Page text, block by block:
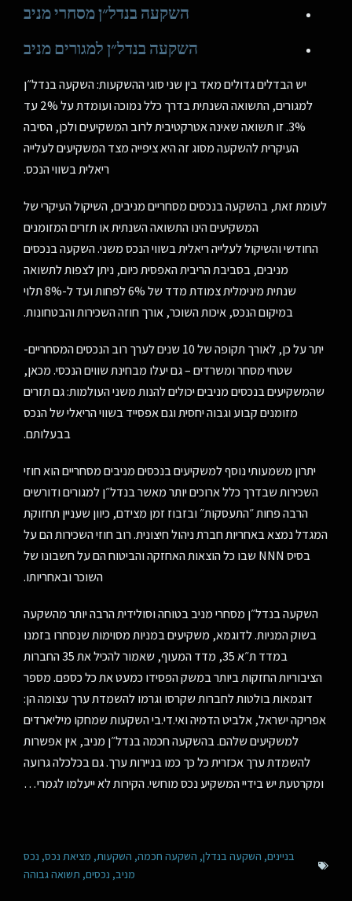
השקעה בנדל״ן מסחרי מניב
השקעה בנדל״ן למגורים מניב
יש הבדלים גדולים מאד בין שני סוגי ההשקעות: השקעה בנדל״ן
למגורים, התשואה השנתית בדרך כלל נמוכה ועומדת על 2% עד
3%. זו תשואה שאינה אטרקטיבית לרוב המשקיעים ולכן, הסיבה
העיקרית להשקעה מסוג זה היא ציפייה מצד המשקיעים לעלייה
ריאלית בשווי הנכס.
לעומת זאת, בהשקעה בנכסים מסחריים מניבים, השיקול העיקרי של
המשקיעים הינו התשואה השנתית או תזרים המזומנים
החודשי והשיקול לעלייה ריאלית בשווי הנכס משני. השקעה בנכסים
מניבים, בסביבת הריבית האפסית כיום, ניתן לצפות לתשואה
שנתית מינימלית צמודת מדד של 6% לפחות ועד ל-8% תלוי
במיקום הנכס, איכות השוכר, אורך חוזה השכירות והבטחונות.
יתר על כן, לאורך תקופה של 10 שנים לערך רוב הנכסים המסחריים-
שטחי מסחר ומשרדים – גם יעלו מבחינת שווים הנכסי. מכאן,
שהמשקיעים בנכסים מניבים יכולים להנות משני העולמות: גם תזרים
מזומנים קבוע וגבוה יחסית וגם אפסייד בשווי הריאלי של הנכס
בבעלותם.
יתרון משמעותי נוסף למשקיעים בנכסים מניבים מסחריים הוא חוזי
השכירות שבדרך כלל ארוכים יותר מאשר בנדל״ן למגורים ודורשים
הרבה פחות ״התעסקות״ ובזבוז זמן מצידם, כיוון שעניין תחזוקת
המגדל נמצא באחריות חברת ניהול חיצונית. רוב חוזי השכירות הם על
בסיס NNN שבו כל הוצאות האחזקה והביטוח הם על חשבונו של
השוכר ובאחריותו.
השקעה בנדל״ן מסחרי מניב בטוחה וסולידית הרבה יותר מהשקעה
בשוק המניות. לדוגמא, משקיעים במניות מסוימות שנסחרו בזמנו
במדד ת״א 35, מדד המעוף, שאמור להכיל את 35 החברות
הציבוריות החזקות ביותר במשק הפסידו כמעט את כל כספם. מספר
דוגמאות בולטות לחברות שקרסו וגרמו להשמדת ערך עצומה הן:
אפריקה ישראל, אלביט הדמיה ואי.די.בי השקעות שמחקו מיליארדים
למשקיעים שלהם. בהשקעה חכמה בנדל״ן מניב, אין אפשרות
להשמדת ערך אכזרית כל כך כמו בניירות ערך. גם בכלכלה גרועה
ומקרטעת יש בידיי המשקיע נכס מוחשי. הקירות לא ייעלמו לגמרי…
בניינים, השקעה בנדלן, השקעה חכמה, השקעות, מציאת נכס, נכס
מניב, נכסים, תשואה גבוהה